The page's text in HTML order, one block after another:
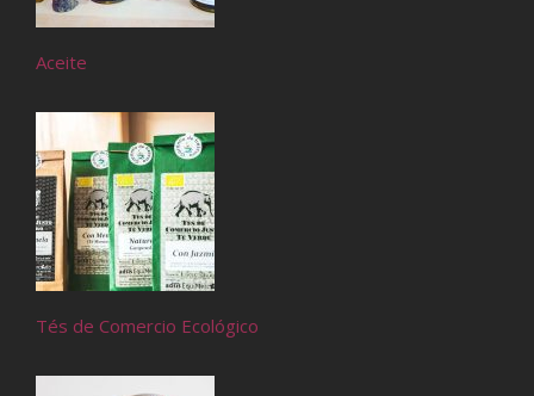
Aceite
Tés de Comercio Ecológico